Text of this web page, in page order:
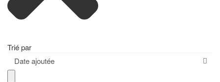
Trié par
Date ajoutée